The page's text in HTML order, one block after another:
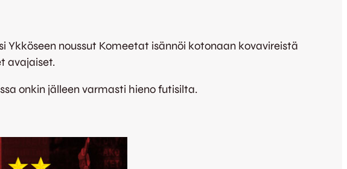
noussut Komeetat isännöi kotonaan kovavireistä
avajaiset.
onkin jälleen varmasti hieno futisilta.